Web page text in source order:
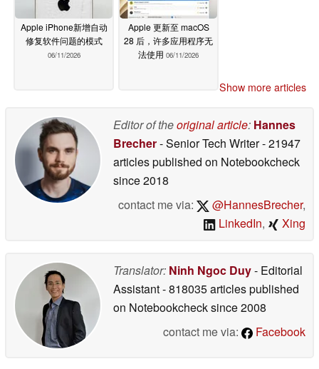
Apple iPhone新增自动
修复软件问题的模式
06/11/2026
Apple 更新至 macOS
28 后，许多应用程序无
法使用 06/11/2026
Show more articles
Editor of theoriginal article: Hannes
Brecher- Senior Tech Writer- 21947
articles published on Notebookcheck
since 2018
contact me via:
@HannesBrecher,
LinkedIn, Xing
Translator: Ninh Ngoc Duy- Editorial
Assistant- 818035 articles published
on Notebookchecksince 2008
contact me via:
Facebook